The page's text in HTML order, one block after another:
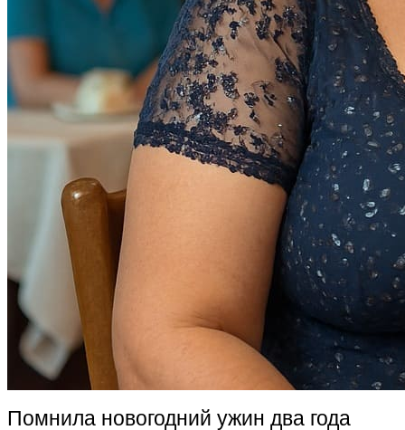
Помнила новогодний ужин два года